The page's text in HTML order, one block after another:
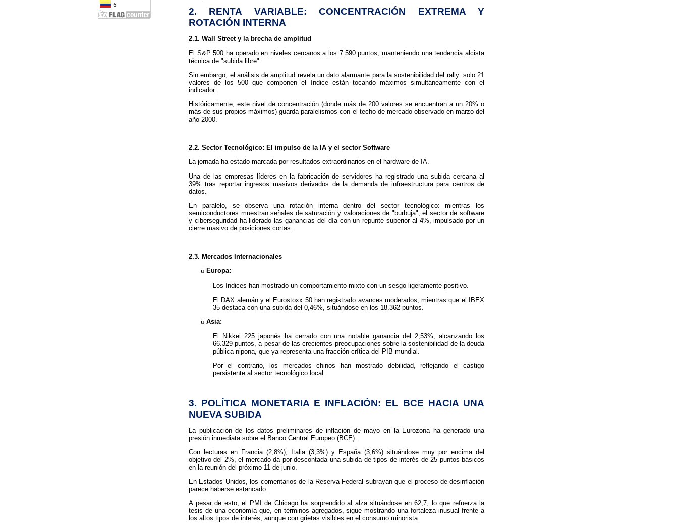
2. RENTA VARIABLE: CONCENTRACIÓN EXTREMA Y
ROTACIÓN INTERNA
2.1. Wall Street y la brecha de amplitud
El S&P 500 ha operado en niveles cercanos a los 7.590 puntos, manteniendo una tendencia alcista
técnica de "subida libre".
Sin embargo, el análisis de amplitud revela un dato alarmante para la sostenibilidad del rally: solo 21
valores de los 500 que componen el índice están tocando máximos simultáneamente con el
indicador.
Históricamente, este nivel de concentración (donde más de 200 valores se encuentran a un 20% o
más de sus propios máximos) guarda paralelismos con el techo de mercado observado en marzo del
año 2000.
2.2. Sector Tecnológico: El impulso de la IA y el sector Software
La jornada ha estado marcada por resultados extraordinarios en el hardware de IA.
Una de las empresas líderes en la fabricación de servidores ha registrado una subida cercana al
39% tras reportar ingresos masivos derivados de la demanda de infraestructura para centros de
datos.
En paralelo, se observa una rotación interna dentro del sector tecnológico: mientras los
semiconductores muestran señales de saturación y valoraciones de "burbuja", el sector de software
y ciberseguridad ha liderado las ganancias del día con un repunte superior al 4%, impulsado por un
cierre masivo de posiciones cortas.
2.3. Mercados Internacionales
ü Europa:
Los índices han mostrado un comportamiento mixto con un sesgo ligeramente positivo.
El DAX alemán y el Eurostoxx 50 han registrado avances moderados, mientras que el IBEX
35 destaca con una subida del 0,46%, situándose en los 18.362 puntos.
ü Asia:
El Nikkei 225 japonés ha cerrado con una notable ganancia del 2,53%, alcanzando los
66.329 puntos, a pesar de las crecientes preocupaciones sobre la sostenibilidad de la deuda
pública nipona, que ya representa una fracción crítica del PIB mundial.
Por el contrario, los mercados chinos han mostrado debilidad, reflejando el castigo
persistente al sector tecnológico local.
3. POLÍTICA MONETARIA E INFLACIÓN: EL BCE HACIA UNA
NUEVA SUBIDA
La publicación de los datos preliminares de inflación de mayo en la Eurozona ha generado una
presión inmediata sobre el Banco Central Europeo (BCE).
Con lecturas en Francia (2,8%), Italia (3,3%) y España (3,6%) situándose muy por encima del
objetivo del 2%, el mercado da por descontada una subida de tipos de interés de 25 puntos básicos
en la reunión del próximo 11 de junio.
En Estados Unidos, los comentarios de la Reserva Federal subrayan que el proceso de desinflación
parece haberse estancado.
A pesar de esto, el PMI de Chicago ha sorprendido al alza situándose en 62,7, lo que refuerza la
tesis de una economía que, en términos agregados, sigue mostrando una fortaleza inusual frente a
los altos tipos de interés, aunque con grietas visibles en el consumo minorista.